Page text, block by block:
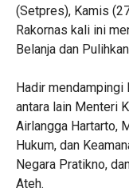
(Setpres), Kamis
Rakornas kali ini
Belanja dan
Hadir
antara lain Menteri
Airlangga Hartarto,
Hukum, dan
Negara Pratikno,
Ateh.